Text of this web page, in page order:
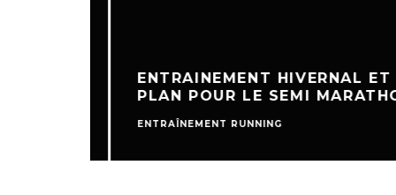
ENTRAINEMENT HIVERNAL ET
PLAN POUR LE SEMI MARATHON
ENTRAÎNEMENT RUNNING